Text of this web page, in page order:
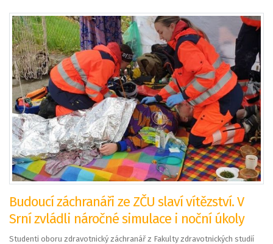
Budoucí záchranáři ze ZČU slaví vítězství. V
Srní zvládli náročné simulace i noční úkoly
Studenti oboru zdravotnický záchranář z Fakulty zdravotnických studií